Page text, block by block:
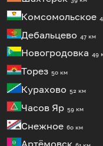
Комсомольское
Дебальцево 47 км
Новогродовка 49
Торез 50 км
Курахово 52 км
Часов Яр 59 км
Снежное 60 км